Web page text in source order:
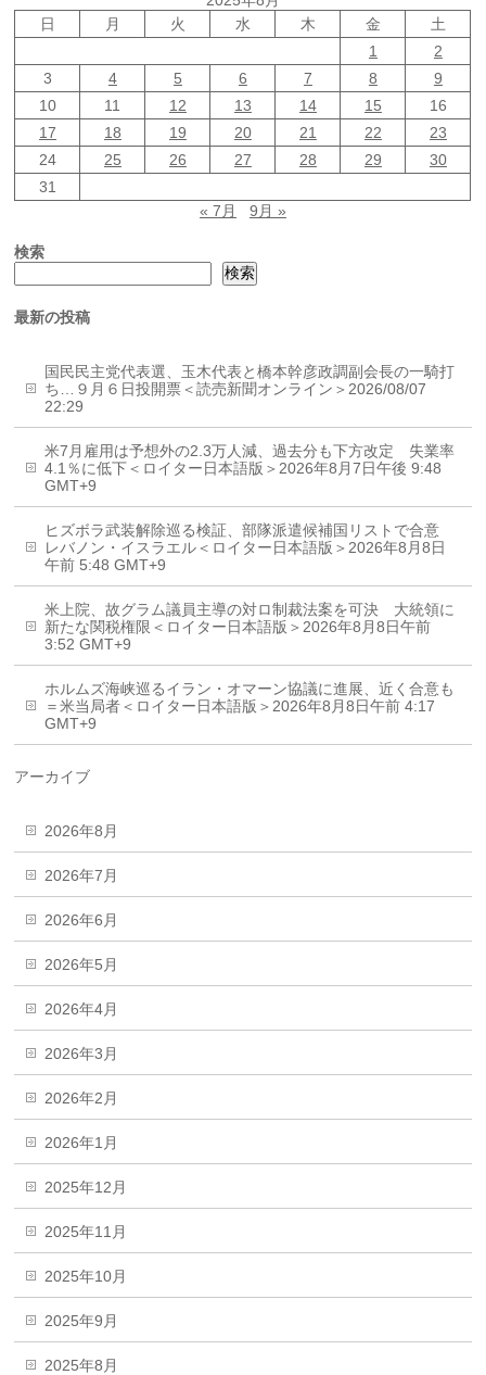
日
月 火 水 木 金
土
1
2
3
4 5 6 7 8
9
10
11 12 13 14 15
16
17
18 19 20 21 22
23
24
25 26 27 28 29
30
31
« 7月
9月 »
検索
検索
最新の投稿
国民民主党代表選、玉木代表と橋本幹彦政調副会長の一騎打
ち…９月６日投開票＜読売新聞オンライン＞2026/08/07
22:29
米7月雇用は予想外の2.3万人減、過去分も下方改定 失業率
4.1％に低下＜ロイター日本語版＞2026年8月7日午後 9:48
GMT+9
ヒズボラ武装解除巡る検証、部隊派遣候補国リストで合意
レバノン・イスラエル＜ロイター日本語版＞2026年8月8日
午前 5:48 GMT+9
米上院、故グラム議員主導の対ロ制裁法案を可決 大統領に
新たな関税権限＜ロイター日本語版＞2026年8月8日午前
3:52 GMT+9
ホルムズ海峡巡るイラン・オマーン協議に進展、近く合意も
＝米当局者＜ロイター日本語版＞2026年8月8日午前 4:17
GMT+9
アーカイブ
2026年8月
2026年7月
2026年6月
2026年5月
2026年4月
2026年3月
2026年2月
2026年1月
2025年12月
2025年11月
2025年10月
2025年9月
2025年8月